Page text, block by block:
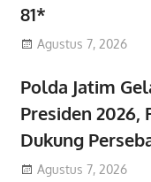
81*
Agustus 7, 2026
Polda Jatim
Presiden 2026,
Dukung
Agustus 7, 2026